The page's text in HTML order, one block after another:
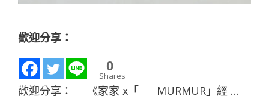
歡迎分享：
0
Shares
歡迎分享： 《家家 x「 MURMUR」經 …